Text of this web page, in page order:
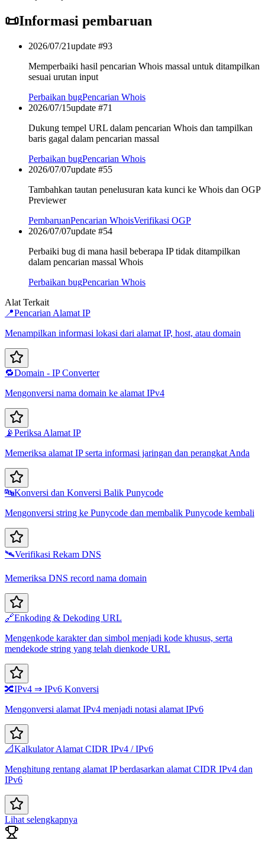
📜Informasi pembaruan
2026/07/21update #93
Memperbaiki hasil pencarian Whois massal untuk ditampilkan
sesuai urutan input
Perbaikan bugPencarian Whois
2026/07/15update #71
Dukung tempel URL dalam pencarian Whois dan tampilkan
baris gagal dalam pencarian massal
Perbaikan bugPencarian Whois
2026/07/07update #55
Tambahkan tautan penelusuran kata kunci ke Whois dan OGP
Previewer
PembaruanPencarian WhoisVerifikasi OGP
2026/07/07update #54
Perbaiki bug di mana hasil beberapa IP tidak ditampilkan
dalam pencarian massal Whois
Perbaikan bugPencarian Whois
Alat Terkait
📍Pencarian Alamat IP
Menampilkan informasi lokasi dari alamat IP, host, atau domain
🔁Domain - IP Converter
Mengonversi nama domain ke alamat IPv4
📡Periksa Alamat IP
Memeriksa alamat IP serta informasi jaringan dan perangkat Anda
🔤Konversi dan Konversi Balik Punycode
Mengonversi string ke Punycode dan membalik Punycode kembali
🛰️Verifikasi Rekam DNS
Memeriksa DNS record nama domain
🔗Enkoding & Dekoding URL
Mengenkode karakter dan simbol menjadi kode khusus, serta
mendekode string yang telah dienkode URL
🔀IPv4 ⇒ IPv6 Konversi
Mengonversi alamat IPv4 menjadi notasi alamat IPv6
📐Kalkulator Alamat CIDR IPv4 / IPv6
Menghitung rentang alamat IP berdasarkan alamat CIDR IPv4 dan
IPv6
Lihat selengkapnya